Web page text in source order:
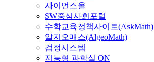
사이언스올
SW중심사회포털
수학교육정책사이트(AskMath)
알지오매스(AlgeoMath)
검정시스템
지능형 과학실 ON